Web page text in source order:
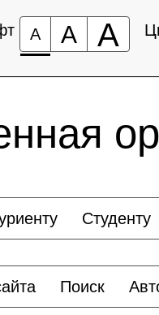
А А А
Студенту
Поиск